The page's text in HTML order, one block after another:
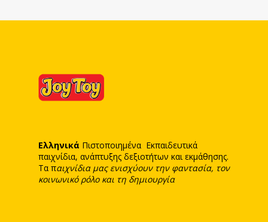
Ελληνικά Πιστοποιημένα Εκπαιδευτικά
παιχνίδια, ανάπτυξης δεξιοτήτων και εκμάθησης.
Τα παιχνίδια μας ενισχύουν την φαντασία, τον
κοινωνικό ρόλο και τη δημιουργία